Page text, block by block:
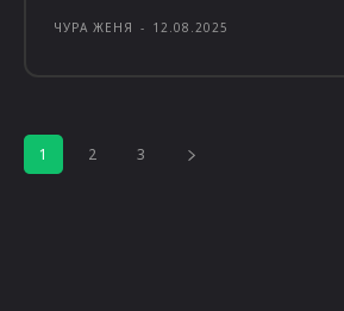
ЧУРА ЖЕНЯ - 12.08.2025
1 2 3